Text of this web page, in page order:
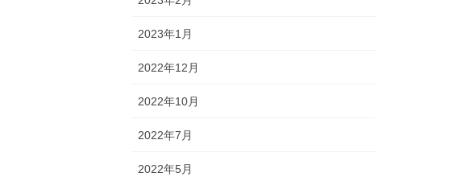
2023年1月
2022年12月
2022年10月
2022年7月
2022年5月